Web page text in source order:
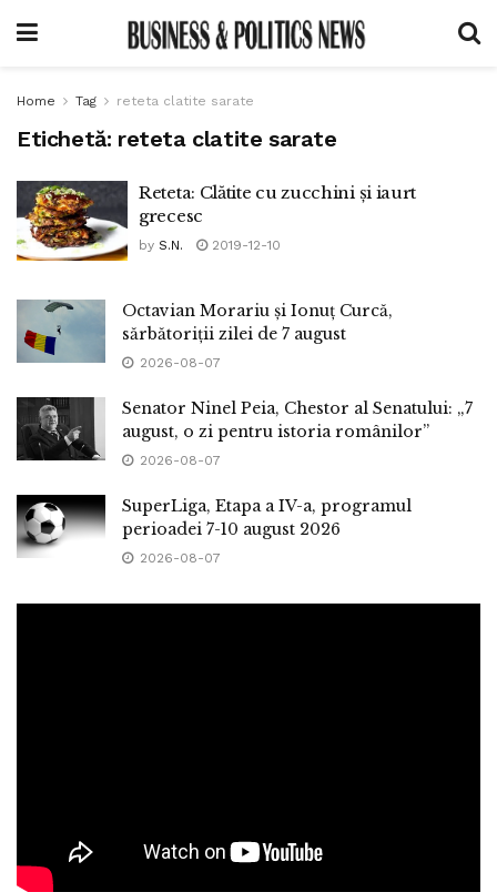
Home Tag reteta clatite sarate
Etichetă: reteta clatite sarate
Reteta: Clătite cu zucchini și iaurt
grecesc
by S.N. 2019-12-10
Octavian Morariu și Ionuț Curcă,
sărbătoriții zilei de 7 august
2026-08-07
Senator Ninel Peia, Chestor al Senatului: „7
august, o zi pentru istoria românilor”
2026-08-07
SuperLiga, Etapa a IV-a, programul
perioadei 7-10 august 2026
2026-08-07